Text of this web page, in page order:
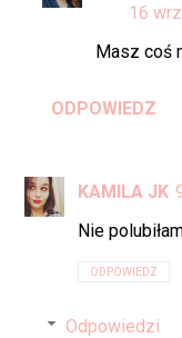
16
Masz coś
ODPOWIEDZ
KAMILA JK
Nie
ODPOWIEDZ
Odpowiedzi